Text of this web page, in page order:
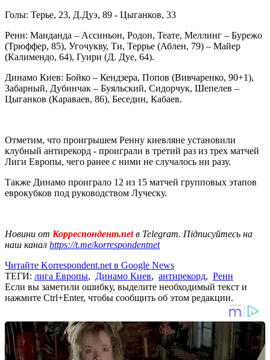
Голы: Терье, 23, Д.Дуэ, 89 - Цыганков, 33
Ренн: Манданда – Ассиньон, Родон, Теате, Меллинг – Бурежо
(Трюффер, 85), Угочукву, Ти, Террье (Аблен, 79) – Майер
(Калимендо, 64), Гуири (Д. Дуе, 64).
Динамо Киев: Бойко – Кендзера, Попов (Вивчаренко, 90+1),
Забарный, Дубинчак – Буяльский, Сидорчук, Шепелев –
Цыганков (Караваев, 86), Беседин, Кабаев.
Отметим, что проигрышем Ренну киевляне установили
клубный антирекорд - проиграли в третий раз из трех матчей
Лиги Европы, чего ранее с ними не случалось ни разу.
Также Динамо проиграло 12 из 15 матчей групповых этапов
еврокубков под руководством Луческу.
Новини от Корреспондент.netв Telegram. Підписуйтесь на
наш канал https://t.me/korrespondentnet
Читайте Korrespondent.net в Google News
ТЕГИ: лига Европы, Динамо Киев, антирекорд, Ренн
Если вы заметили ошибку, выделите необходимый текст и
нажмите Ctrl+Enter, чтобы сообщить об этом редакции.